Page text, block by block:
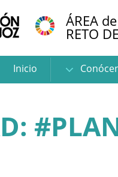
ÁREA
RETO
Inicio